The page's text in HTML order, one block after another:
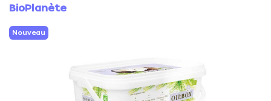
BioPlanète
Nouveau